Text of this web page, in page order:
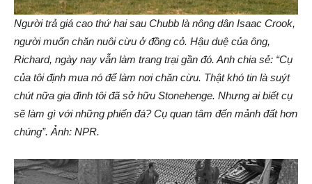
Người trả giá cao thứ hai sau Chubb là nông dân Isaac Crook,
người muốn chăn nuôi cừu ở đồng cỏ. Hậu duệ của ông,
Richard, ngày nay vẫn làm trang trại gần đó. Anh chia sẻ: “Cụ
của tôi định mua nó để làm nơi chăn cừu. Thật khó tin là suýt
chút nữa gia đình tôi đã sở hữu Stonehenge. Nhưng ai biết cụ
sẽ làm gì với những phiến đá? Cụ quan tâm đến mảnh đất hơn
chúng”. Ảnh: NPR.